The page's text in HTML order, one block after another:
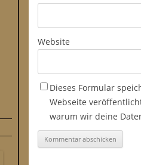
Website
Dieses Formular
Webseite
warum wir deine